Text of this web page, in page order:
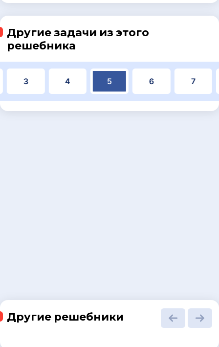
Другие задачи из этого
решебника
3 4 5 6 7
Другие решебники